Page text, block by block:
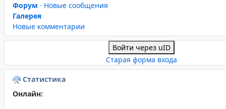
Форум · Новые сообщения
Галерея
Новые комментарии
Войти через uID
Старая форма входа
Статистика
Онлайн: